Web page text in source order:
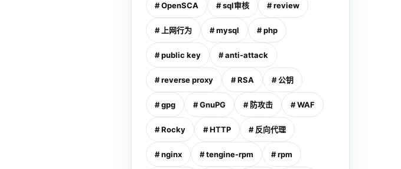
# OpenSCA # sql审核 # review
# 上网行为 # mysql # php
# public key # anti-attack
# reverse proxy # RSA # 公钥
# gpg # GnuPG # 防攻击 # WAF
# Rocky # HTTP # 反向代理
# nginx # tengine-rpm # rpm